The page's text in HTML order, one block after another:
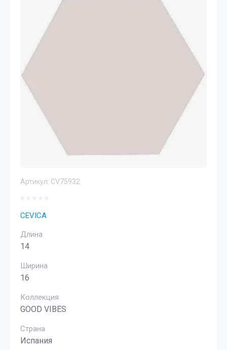
Артикул: CV75932
CEVICA
Длина
14
Ширина
16
Коллекция
GOOD VIBES
Страна
Испания